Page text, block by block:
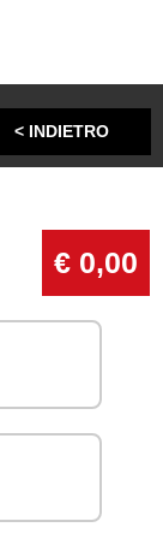
< INDIETRO
€ 0,00